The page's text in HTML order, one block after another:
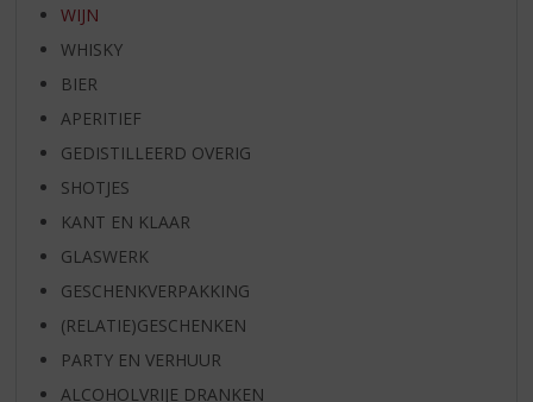
WIJN
WHISKY
BIER
APERITIEF
GEDISTILLEERD OVERIG
SHOTJES
KANT EN KLAAR
GLASWERK
GESCHENKVERPAKKING
(RELATIE)GESCHENKEN
PARTY EN VERHUUR
ALCOHOLVRIJE DRANKEN